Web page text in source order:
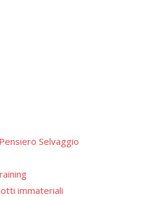
Selvaggio
immateriali